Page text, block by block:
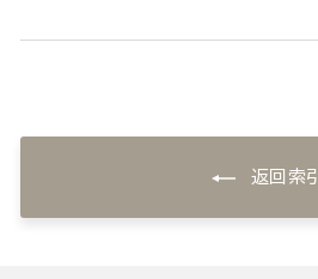
返回索引